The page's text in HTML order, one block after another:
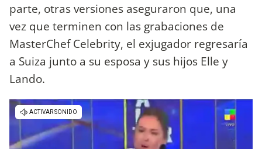
parte, otras versiones aseguraron que, una
vez que terminen con las grabaciones de
MasterChef Celebrity, el exjugador regresaría
a Suiza junto a su esposa y sus hijos Elle y
Lando.